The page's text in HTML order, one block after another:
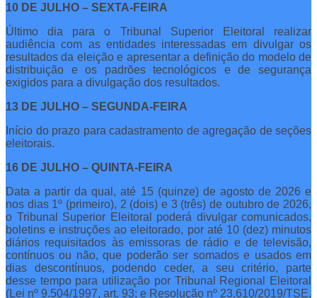
10 DE JULHO – SEXTA-FEIRA
Último dia para o Tribunal Superior Eleitoral realizar
audiência com as entidades interessadas em divulgar os
resultados da eleição e apresentar a definição do modelo de
distribuição e os padrões tecnológicos e de segurança
exigidos para a divulgação dos resultados.
13 DE JULHO – SEGUNDA-FEIRA
Início do prazo para cadastramento de agregação de seções
eleitorais.
16 DE JULHO – QUINTA-FEIRA
Data a partir da qual, até 15 (quinze) de agosto de 2026 e
nos dias 1º (primeiro), 2 (dois) e 3 (três) de outubro de 2026,
o Tribunal Superior Eleitoral poderá divulgar comunicados,
boletins e instruções ao eleitorado, por até 10 (dez) minutos
diários requisitados às emissoras de rádio e de televisão,
contínuos ou não, que poderão ser somados e usados em
dias descontínuos, podendo ceder, a seu critério, parte
desse tempo para utilização por Tribunal Regional Eleitoral
(Lei nº 9.504/1997, art. 93; e Resolução nº 23.610/2019/TSE,